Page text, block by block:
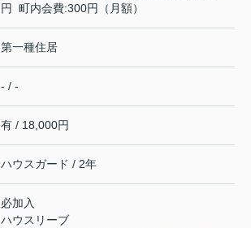
円 町内会費:300円（月額）
第一種住居
- / -
有 / 18,000円
ハウスガード / 2年
必加入
ハウスリーブ